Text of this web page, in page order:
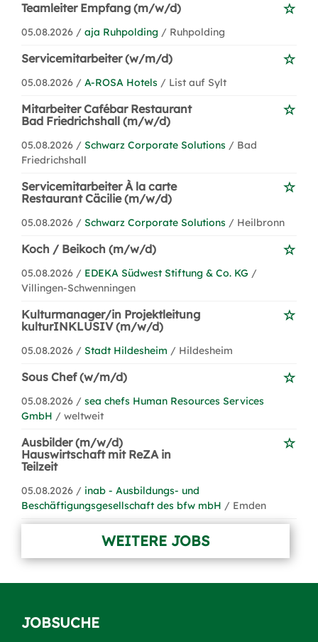
Teamleiter Empfang (m/w/d)
05.08.2026 / aja Ruhpolding / Ruhpolding
Servicemitarbeiter (w/m/d)
05.08.2026 / A-ROSA Hotels / List auf Sylt
Mitarbeiter Cafébar Restaurant
Bad Friedrichshall (m/w/d)
05.08.2026 / Schwarz Corporate Solutions / Bad
Friedrichshall
Servicemitarbeiter À la carte
Restaurant Cäcilie (m/w/d)
05.08.2026 / Schwarz Corporate Solutions / Heilbronn
Koch / Beikoch (m/w/d)
05.08.2026 / EDEKA Südwest Stiftung & Co. KG /
Villingen-Schwenningen
Kulturmanager/in Projektleitung
kulturINKLUSIV (m/w/d)
05.08.2026 / Stadt Hildesheim / Hildesheim
Sous Chef (w/m/d)
05.08.2026 / sea chefs Human Resources Services
GmbH / weltweit
Ausbilder (m/w/d)
Hauswirtschaft mit ReZA in
Teilzeit
05.08.2026 / inab - Ausbildungs- und
Beschäftigungsgesellschaft des bfw mbH / Emden
WEITERE JOBS
JOBSUCHE